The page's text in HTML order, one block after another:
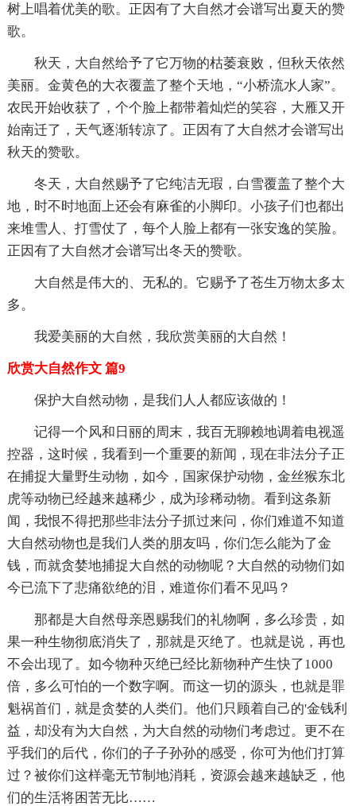
树上唱着优美的歌。正因有了大自然才会谱写出夏天的赞
歌。
秋天，大自然给予了它万物的枯萎衰败，但秋天依然
美丽。金黄色的大衣覆盖了整个天地，“小桥流水人家”。
农民开始收获了，个个脸上都带着灿烂的笑容，大雁又开
始南迁了，天气逐渐转凉了。正因有了大自然才会谱写出
秋天的赞歌。
冬天，大自然赐予了它纯洁无瑕，白雪覆盖了整个大
地，时不时地面上还会有麻雀的小脚印。小孩子们也都出
来堆雪人、打雪仗了，每个人脸上都有一张安逸的笑脸。
正因有了大自然才会谱写出冬天的赞歌。
大自然是伟大的、无私的。它赐予了苍生万物太多太
多。
我爱美丽的大自然，我欣赏美丽的大自然！
欣赏大自然作文 篇9
保护大自然动物，是我们人人都应该做的！
记得一个风和日丽的周末，我百无聊赖地调着电视遥
控器，这时候，我看到一个重要的新闻，现在非法分子正
在捕捉大量野生动物，如今，国家保护动物，金丝猴东北
虎等动物已经越来越稀少，成为珍稀动物。看到这条新
闻，我恨不得把那些非法分子抓过来问，你们难道不知道
大自然动物也是我们人类的朋友吗，你们怎么能为了金
钱，而就贪婪地捕捉大自然的动物呢？大自然的动物们如
今已流下了悲痛欲绝的泪，难道你们看不见吗？
那都是大自然母亲恩赐我们的礼物啊，多么珍贵，如
果一种生物彻底消失了，那就是灭绝了。也就是说，再也
不会出现了。如今物种灭绝已经比新物种产生快了1000
倍，多么可怕的一个数字啊。而这一切的源头，也就是罪
魁祸首们，就是贪婪的人类们。他们只顾着自己的'金钱利
益，却没有为大自然，为大自然的动物们考虑过。更不在
乎我们的后代，你们的子子孙孙的感受，你可为他们打算
过？被你们这样毫无节制地消耗，资源会越来越缺乏，他
们的生活将困苦无比……